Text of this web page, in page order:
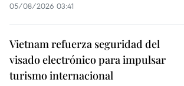
05/08/2026 03:41
Vietnam refuerza seguridad del
visado electrónico para impulsar
turismo internacional